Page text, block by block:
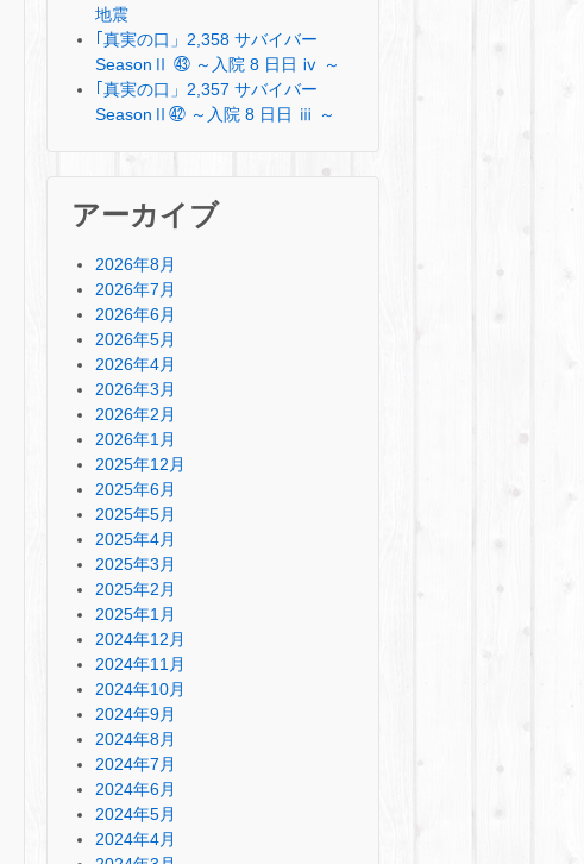
地震
｢真実の口」2,358 サバイバー
SeasonⅡ ㊸ ～入院 8 日日 ⅳ ～
｢真実の口」2,357 サバイバー
SeasonⅡ㊷ ～入院 8 日日 ⅲ ～
アーカイブ
2026年8月
2026年7月
2026年6月
2026年5月
2026年4月
2026年3月
2026年2月
2026年1月
2025年12月
2025年6月
2025年5月
2025年4月
2025年3月
2025年2月
2025年1月
2024年12月
2024年11月
2024年10月
2024年9月
2024年8月
2024年7月
2024年6月
2024年5月
2024年4月